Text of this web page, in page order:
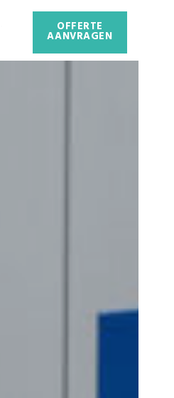
OFFERTE
AANVRAGEN